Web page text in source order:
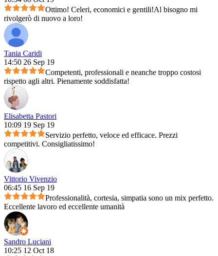
Ottimo! Celeri, economici e gentili!Al bisogno mi
rivolgerò di nuovo a loro!
Tania Caridi
14:50 26 Sep 19
Competenti, professionali e neanche troppo costosi
rispetto agli altri. Pienamente soddisfatta!
Elisabetta Pastori
10:09 19 Sep 19
Servizio perfetto, veloce ed efficace. Prezzi
competitivi. Consigliatissimo!
Vittorio Vivenzio
06:45 16 Sep 19
Professionalità, cortesia, simpatia sono un mix perfetto.
Eccellente lavoro ed eccellente umanità
Sandro Luciani
10:25 12 Oct 18